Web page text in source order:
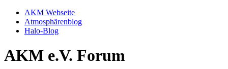
AKM Webseite
Atmosphärenblog
Halo-Blog
AKM e.V. Forum